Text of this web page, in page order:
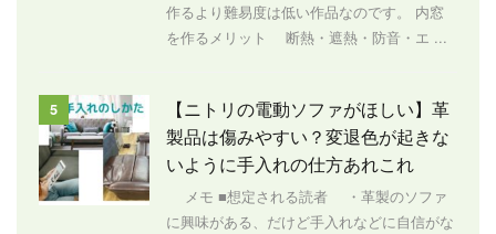
作るより難易度は低い作品なのです。 内窓
を作るメリット 断熱・遮熱・防音・エ ...
5
【ニトリの電動ソファがほしい】革
製品は傷みやすい？変退色が起きな
いように手入れの仕方あれこれ
メモ ■想定される読者 ・革製のソファ
に興味がある、だけど手入れなどに自信がな